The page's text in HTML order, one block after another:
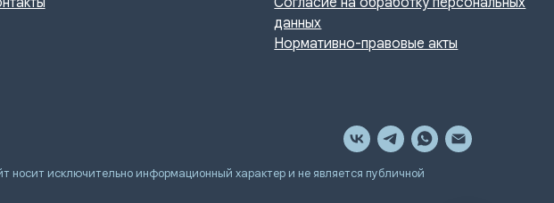
исключительно информационный характер и не является публичной